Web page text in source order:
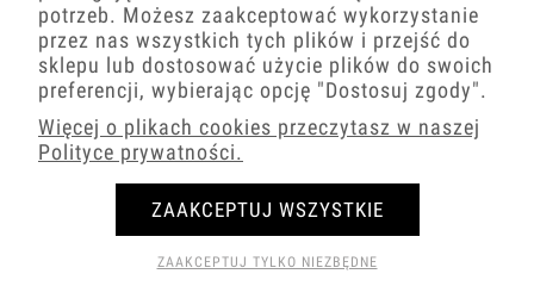
Gniazda prądowe brązowe Ospel Sonata
potrzeb. Możesz zaakceptować wykorzystanie
przez nas wszystkich tych plików i przejść do
sklepu lub dostosować użycie plików do swoich
preferencji, wybierając opcję "Dostosuj zgody".
Więcej o plikach cookies przeczytasz w naszej
Polityce prywatności.
ZAAKCEPTUJ TYLKO NIEZBĘDNE
ZAAKCEPTUJ WSZYSTKIE